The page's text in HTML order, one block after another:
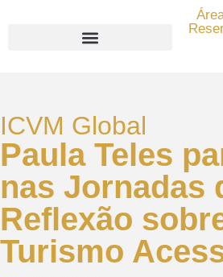
ICVM Global
Paula Teles
nas Jornadas
Reflexão
Turismo